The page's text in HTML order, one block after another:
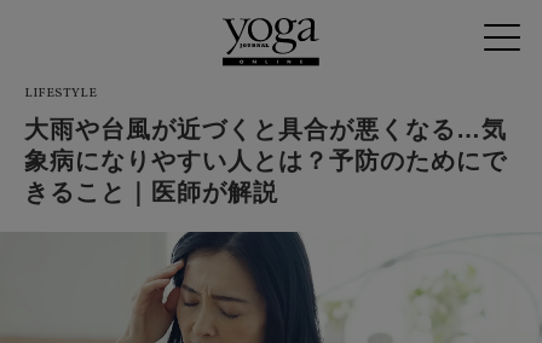
LIFESTYLE
大雨や台風が近づくと具合が悪くなる…気
象病になりやすい人とは？予防のためにで
きること｜医師が解説